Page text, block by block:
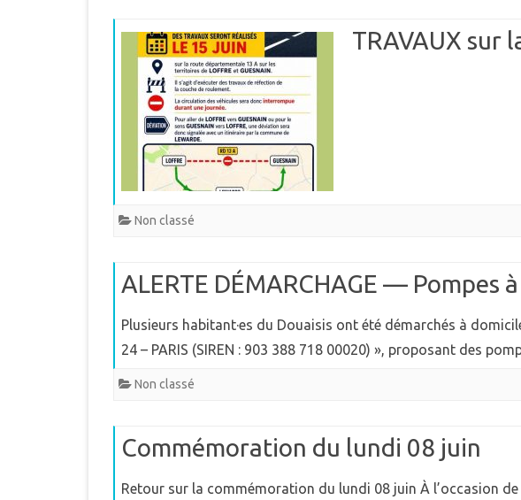
TRAVAUX sur
Non classé
ALERTE DÉMARCHAGE — Pompes
Plusieurs habitant·es du Douaisis ont été démarchés à
24 – PARIS (SIREN : 903 388 718 00020) », proposant des
Non classé
Commémoration du lundi 08 juin
Retour sur la commémoration du lundi 08 juin À l’occasion